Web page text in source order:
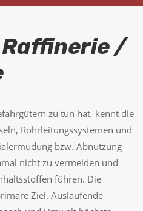
/
zu tun hat, kennt die
Rohrleitungssystemen und
bzw. Abnutzung
nicht zu vermeiden und
führen. Die
Ziel. Auslaufende